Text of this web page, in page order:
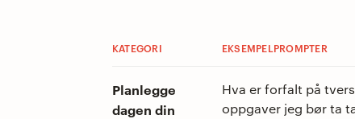
KATEGORI EKSEMPELPROMPTER
Planlegge
dagen din
Hva er forfalt på
oppgaver jeg bør ta